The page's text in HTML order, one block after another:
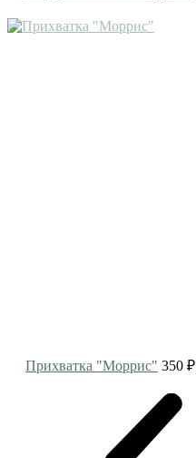
Прихватка "Моррис" 350 ₽